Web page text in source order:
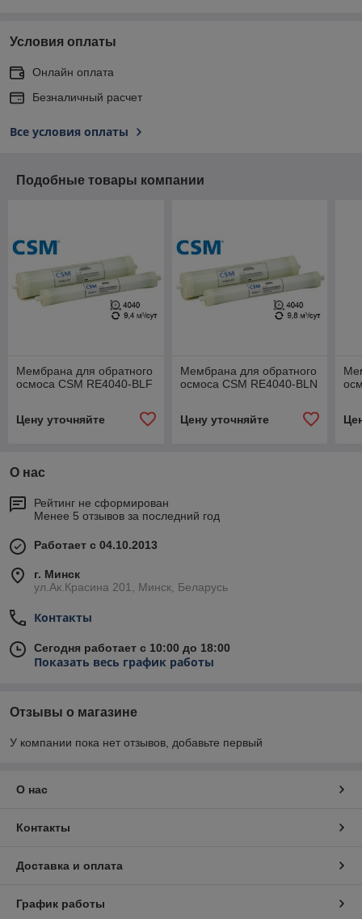
Условия оплаты
Онлайн оплата
Безналичный расчет
Все условия оплаты
Подобные товары компании
Мембрана для обратного
осмоса CSM RE4040-BLF
Цену уточняйте
Мембрана для обратного
осмоса CSM RE4040-BLN
Цену уточняйте
О нас
Рейтинг не сформирован
Менее 5 отзывов за последний год
Работает с 04.10.2013
г. Минск
ул.Ак.Красина 201, Минск, Беларусь
Контакты
Сегодня работает с 10:00 до 18:00
Показать весь график работы
Отзывы о магазине
У компании пока нет отзывов, добавьте первый
О нас
Контакты
Доставка и оплата
График работы